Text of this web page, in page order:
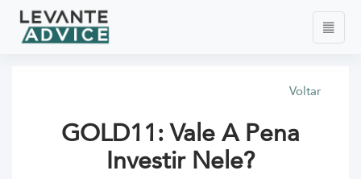
Voltar
GOLD11: Vale A Pena
Investir Nele?